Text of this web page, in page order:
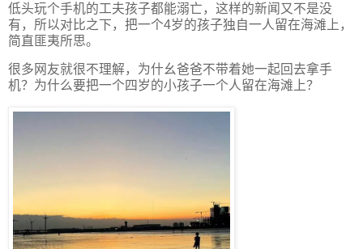
低头玩个手机的工夫孩子都能溺亡，这样的新闻又不是没
有，所以对比之下，把一个4岁的孩子独自一人留在海滩上，
简直匪夷所思。
很多网友就很不理解，为什幺爸爸不带着她一起回去拿手
机？为什么要把一个四岁的小孩子一个人留在海滩上？